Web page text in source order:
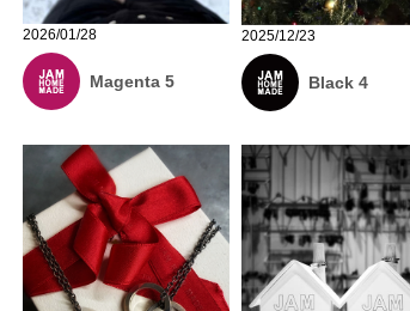
2026/01/28
Magenta 5
2025/12/23
Black 4